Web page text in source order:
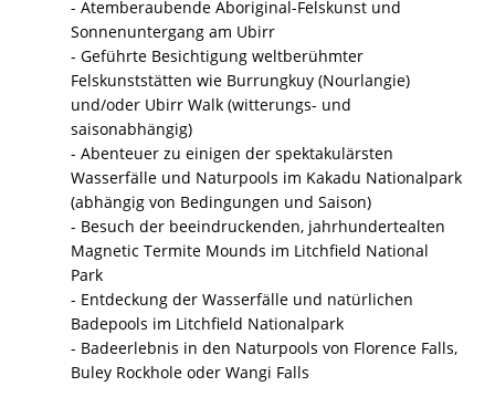
- Atemberaubende Aboriginal-Felskunst und
Sonnenuntergang am Ubirr
- Geführte Besichtigung weltberühmter
Felskunststätten wie Burrungkuy (Nourlangie)
und/oder Ubirr Walk (witterungs- und
saisonabhängig)
- Abenteuer zu einigen der spektakulärsten
Wasserfälle und Naturpools im Kakadu Nationalpark
(abhängig von Bedingungen und Saison)
- Besuch der beeindruckenden, jahrhundertealten
Magnetic Termite Mounds im Litchfield National
Park
- Entdeckung der Wasserfälle und natürlichen
Badepools im Litchfield Nationalpark
- Badeerlebnis in den Naturpools von Florence Falls,
Buley Rockhole oder Wangi Falls